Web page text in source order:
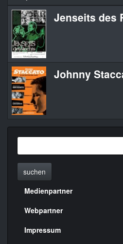
Jenseits des
Johnny
suchen
Menülinks
rechte
Seite
Medienpartner
Webpartner
Impressum